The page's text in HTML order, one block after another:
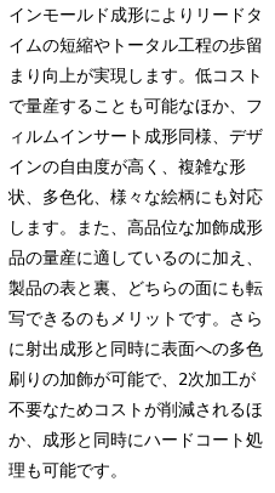
インモールド成形によりリードタ
イムの短縮やトータル工程の歩留
まり向上が実現します。低コスト
で量産することも可能なほか、フ
ィルムインサート成形同様、デザ
インの自由度が高く、複雑な形
状、多色化、様々な絵柄にも対応
します。また、高品位な加飾成形
品の量産に適しているのに加え、
製品の表と裏、どちらの面にも転
写できるのもメリットです。さら
に射出成形と同時に表面への多色
刷りの加飾が可能で、2次加工が
不要なためコストが削減されるほ
か、成形と同時にハードコート処
理も可能です。